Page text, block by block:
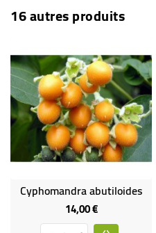
16 autres produits
Cyphomandra abutiloides
14,00 €Prix